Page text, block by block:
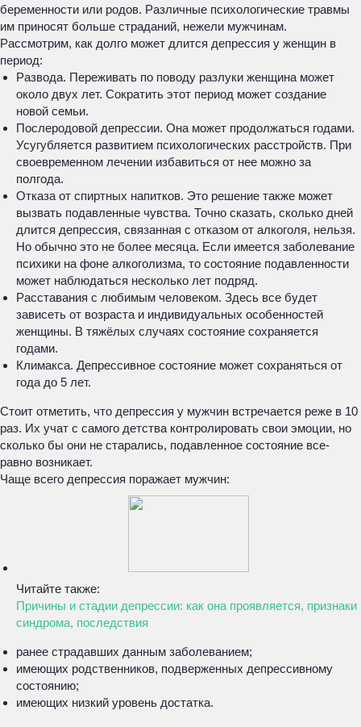
беременности или родов. Различные психологические травмы
им приносят больше страданий, нежели мужчинам.
Рассмотрим, как долго может длится депрессия у женщин в
период:
Развода. Переживать по поводу разлуки женщина может
около двух лет. Сократить этот период может создание
новой семьи.
Послеродовой депрессии. Она может продолжаться годами.
Усугубляется развитием психологических расстройств. При
своевременном лечении избавиться от нее можно за
полгода.
Отказа от спиртных напитков. Это решение также может
вызвать подавленные чувства. Точно сказать, сколько дней
длится депрессия, связанная с отказом от алкоголя, нельзя.
Но обычно это не более месяца. Если имеется заболевание
психики на фоне алкоголизма, то состояние подавленности
может наблюдаться несколько лет подряд.
Расставания с любимым человеком. Здесь все будет
зависеть от возраста и индивидуальных особенностей
женщины. В тяжёлых случаях состояние сохраняется
годами.
Климакса. Депрессивное состояние может сохраняться от
года до 5 лет.
Стоит отметить, что депрессия у мужчин встречается реже в 10
раз. Их учат с самого детства контролировать свои эмоции, но
сколько бы они не старались, подавленное состояние все-
равно возникает.
Чаще всего депрессия поражает мужчин:
Читайте также:
Причины и стадии депрессии: как она проявляется, признаки
синдрома, последствия
ранее страдавших данным заболеванием;
имеющих родственников, подверженных депрессивному
состоянию;
имеющих низкий уровень достатка.